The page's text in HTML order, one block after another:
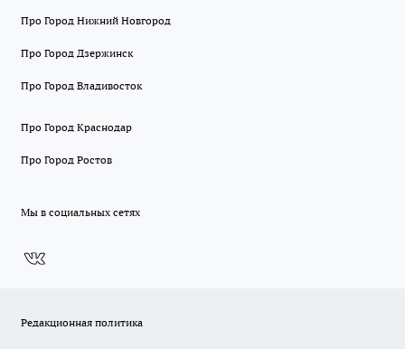
Про Город Нижний Новгород
Про Город Дзержинск
Про Город Владивосток
Про Город Краснодар
Про Город Ростов
Мы в социальных сетях
Редакционная политика